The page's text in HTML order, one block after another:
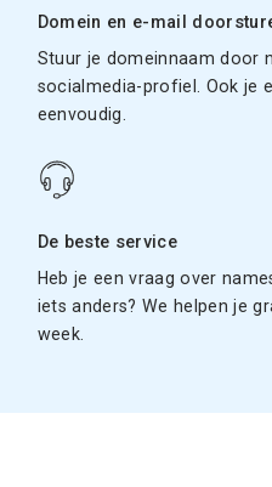
Domein en e-mail
Stuur je domeinnaam door
socialmedia-profiel. Ook je
eenvoudig.
De beste service
Heb je een vraag over
iets anders? We helpen je
week.